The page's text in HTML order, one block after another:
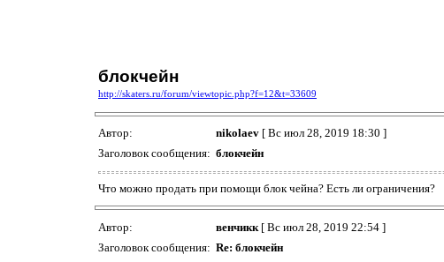
блокчейн
http://skaters.ru/forum/viewtopic.php?f=12&t=33609
Автор: nikolaev [ Вс июл 28, 2019 18:30 ]
Заголовок сообщения: блокчейн
Что можно продать при помощи блок чейна? Есть ли ограничения?
Автор: венчикк [ Вс июл 28, 2019 22:54 ]
Заголовок сообщения: Re: блокчейн